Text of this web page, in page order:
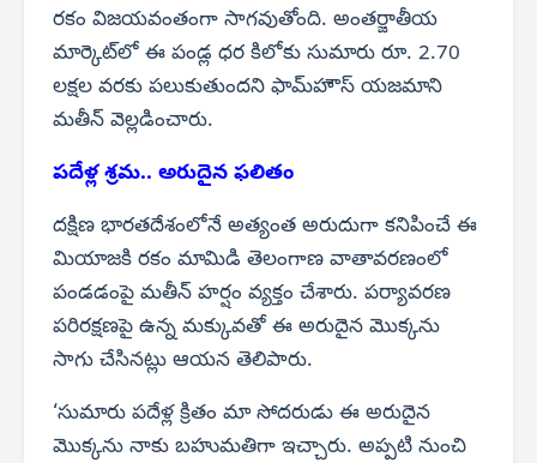
రకం విజయవంతంగా సాగవుతోంది. అంతర్జాతీయ
మార్కెట్‌లో ఈ పండ్ల ధర కిలోకు సుమారు రూ. 2.70
లక్షల వరకు పలుకుతుందని ఫామ్‌హౌస్ యజమాని
మతీన్ వెల్లడించారు.
పదేళ్ల శ్రమ.. అరుదైన ఫలితం
దక్షిణ భారతదేశంలోనే అత్యంత అరుదుగా కనిపించే ఈ
మియాజకి రకం మామిడి తెలంగాణ వాతావరణంలో
పండడంపై మతీన్ హర్షం వ్యక్తం చేశారు. పర్యావరణ
పరిరక్షణపై ఉన్న మక్కువతో ఈ అరుదైన మొక్కను
సాగు చేసినట్లు ఆయన తెలిపారు.
‘సుమారు పదేళ్ల క్రితం మా సోదరుడు ఈ అరుదైన
మొక్కను నాకు బహుమతిగా ఇచ్చారు. అప్పటి నుంచి